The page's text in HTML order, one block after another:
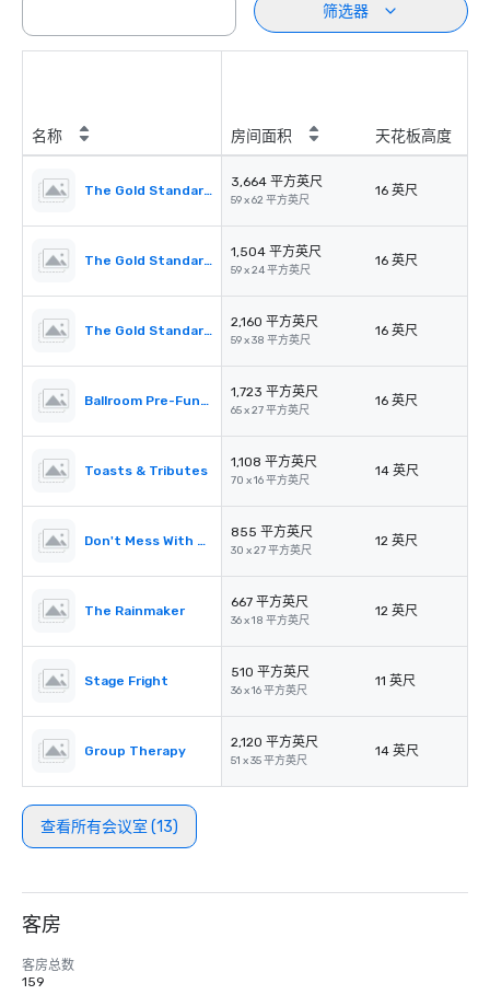
筛选器
名称 房间面积 天花板高度
The Gold Standard Ballroom & Terrace
3,664 平方英尺
59 x 62 平方英尺
16 英尺
The Gold Standard A
1,504 平方英尺
59 x 24 平方英尺
16 英尺
The Gold Standard B & Terrace
2,160 平方英尺
59 x 38 平方英尺
16 英尺
Ballroom Pre-Function
1,723 平方英尺
65 x 27 平方英尺
16 英尺
Toasts & Tributes
1,108 平方英尺
70 x 16 平方英尺
14 英尺
Don't Mess With Texas
855 平方英尺
30 x 27 平方英尺
12 英尺
The Rainmaker
667 平方英尺
36 x 18 平方英尺
12 英尺
Stage Fright
510 平方英尺
36 x 16 平方英尺
11 英尺
Group Therapy
2,120 平方英尺
51 x 35 平方英尺
14 英尺
查看所有会议室 (13)
客房
客房总数
159